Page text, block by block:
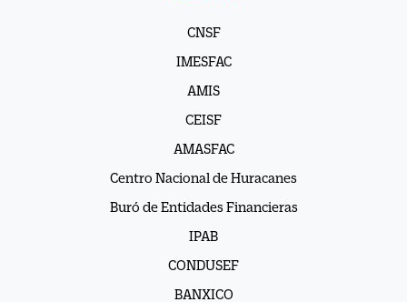
CNSF
IMESFAC
AMIS
CEISF
AMASFAC
Centro Nacional de Huracanes
Buró de Entidades Financieras
IPAB
CONDUSEF
BANXICO